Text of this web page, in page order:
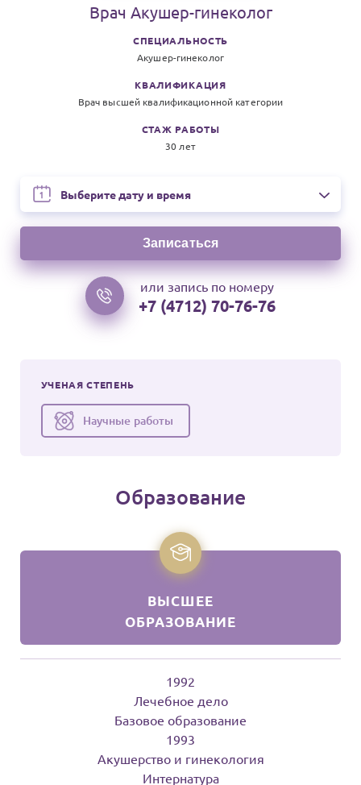
Врач Акушер-гинеколог
СПЕЦИАЛЬНОСТЬ
Акушер-гинеколог
КВАЛИФИКАЦИЯ
Врач высшей квалификационной категории
СТАЖ РАБОТЫ
30 лет
Выберите дату и время
На следующие даты
Записаться
или запись по номеру
+7 (4712) 70-76-76
УЧЕНАЯ СТЕПЕНЬ
Научные работы
Образование
ВЫСШЕЕ
ОБРАЗОВАНИЕ
1992
Лечебное дело
Базовое образование
1993
Акушерство и гинекология
Интернатура